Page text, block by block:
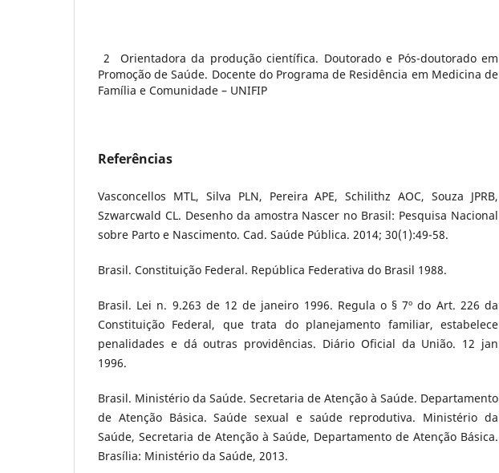
2 Orientadora da produção científica. Doutorado e Pós-doutorado em
Promoção de Saúde. Docente do Programa de Residência em Medicina de
Família e Comunidade – UNIFIP
Referências
Vasconcellos MTL, Silva PLN, Pereira APE, Schilithz AOC, Souza JPRB,
Szwarcwald CL. Desenho da amostra Nascer no Brasil: Pesquisa Nacional
sobre Parto e Nascimento. Cad. Saúde Pública. 2014; 30(1):49-58.
Brasil. Constituição Federal. República Federativa do Brasil 1988.
Brasil. Lei n. 9.263 de 12 de janeiro 1996. Regula o § 7º do Art. 226 da
Constituição Federal, que trata do planejamento familiar, estabelece
penalidades e dá outras providências. Diário Oficial da União. 12 jan
1996.
Brasil. Ministério da Saúde. Secretaria de Atenção à Saúde. Departamento
de Atenção Básica. Saúde sexual e saúde reprodutiva. Ministério da
Saúde, Secretaria de Atenção à Saúde, Departamento de Atenção Básica.
Brasília: Ministério da Saúde, 2013.